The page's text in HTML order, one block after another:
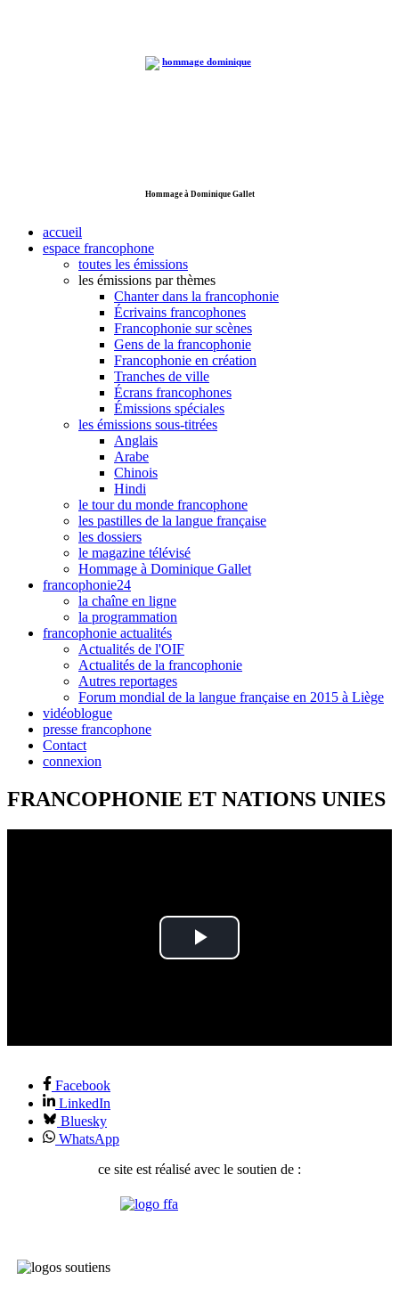
Hommage à Dominique Gallet
accueil
espace francophone
toutes les émissions
les émissions par thèmes
Chanter dans la francophonie
Écrivains francophones
Francophonie sur scènes
Gens de la francophonie
Francophonie en création
Tranches de ville
Écrans francophones
Émissions spéciales
les émissions sous-titrées
Anglais
Arabe
Chinois
Hindi
le tour du monde francophone
les pastilles de la langue française
les dossiers
le magazine télévisé
Hommage à Dominique Gallet
francophonie24
la chaîne en ligne
la programmation
francophonie actualités
Actualités de l'OIF
Actualités de la francophonie
Autres reportages
Forum mondial de la langue française en 2015 à Liège
vidéoblogue
presse francophone
Contact
connexion
FRANCOPHONIE ET NATIONS UNIES
Play
Facebook
LinkedIn
Bluesky
WhatsApp
ce site est réalisé avec le soutien de :